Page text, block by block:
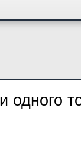
одного